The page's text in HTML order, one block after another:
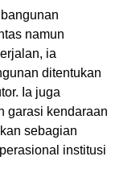
namun
ia
ditentukan
Ia juga
garasi kendaraan
sebagian
institusi